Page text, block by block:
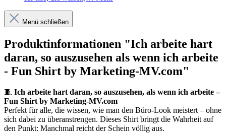
Menü schließen
Produktinformationen "Ich arbeite hart
daran, so auszusehen als wenn ich arbeite
- Fun Shirt by Marketing-MV.com"
🧵 Ich arbeite hart daran, so auszusehen, als wenn ich arbeite –
Fun Shirt by Marketing-MV.com
Perfekt für alle, die wissen, wie man den Büro-Look meistert – ohne
sich dabei zu überanstrengen. Dieses Shirt bringt die Wahrheit auf
den Punkt: Manchmal reicht der Schein völlig aus.